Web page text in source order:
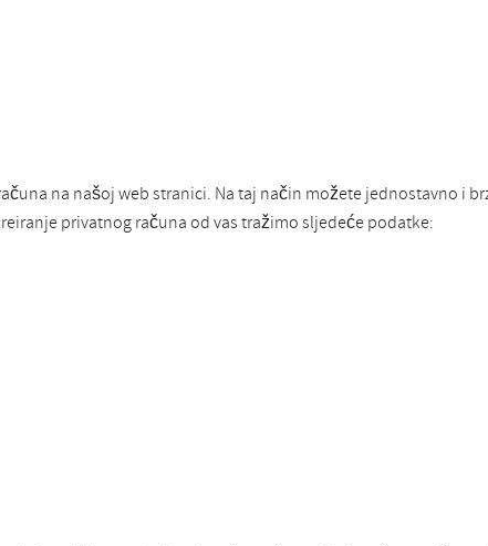
na našoj web stranici. Na taj način možete jednostavno i
privatnog računa od vas tražimo sljedeće podatke: